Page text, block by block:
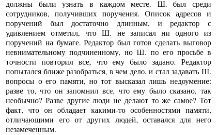
должны были узнать в каждом месте. Ш. был среди
сотрудников, получивших поручения. Описок адресов и
поручений был достаточно длинным, и редактор с
удивлением отметил, что Ш. не записал ни одного из
поручений на бумаге. Редактор был готов сделать выговор
невнимательному подчиненному, но Ш. по его просьбе в
точности повторил все, что ему было задано. Редактор
попытался ближе разобраться, в чем дело, и стал задавать Ш.
вопросы о его памяти, но тот высказал лишь недоумение:
разве то, что он запомнил все, что ему было сказано, так
необычно? Разве другие люди не делают то же самое? Тот
факт, что он обладает какими-то особенностями памяти,
отличающими его от других людей, оставался для него
незамеченным.